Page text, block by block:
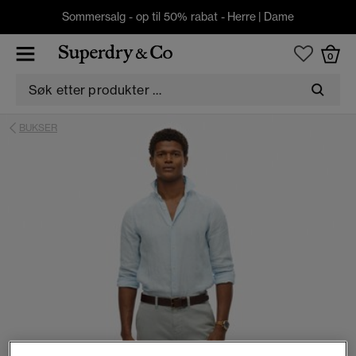
Sommersalg - op til 50% rabat - Herre | Dame
0
BUKSER